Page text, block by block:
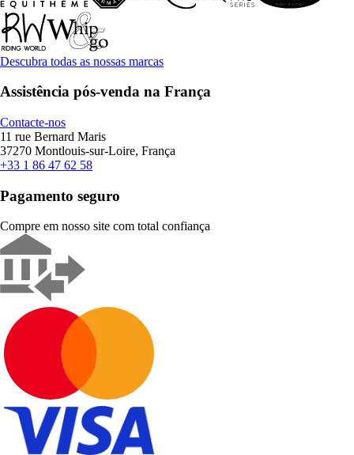
Descubra todas as nossas marcas
Assistência pós-venda na França
Contacte-nos
11 rue Bernard Maris
37270 Montlouis-sur-Loire, França
+33 1 86 47 62 58
Pagamento seguro
Compre em nosso site com total confiança